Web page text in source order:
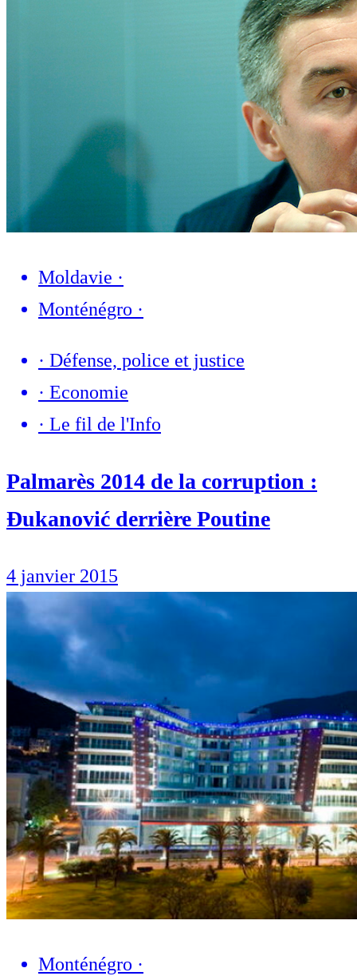
Moldavie ·
Monténégro ·
· Défense, police et justice
· Economie
· Le fil de l'Info
Palmarès 2014 de la corruption :
Đukanović derrière Poutine
4 janvier 2015
Monténégro ·